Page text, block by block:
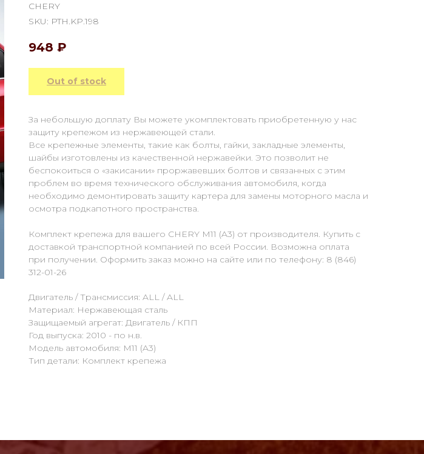
CHERY
SKU: PTH.KP.198
948 ₽
Out of stock
За небольшую доплату Вы можете укомплектовать приобретенную у нас
защиту крепежом из нержавеющей стали.
Все крепежные элементы, такие как болты, гайки, закладные элементы,
шайбы изготовлены из качественной нержавейки. Это позволит не
беспокоиться о «закисании» проржавевших болтов и связанных с этим
проблем во время технического обслуживания автомобиля, когда
необходимо демонтировать защиту картера для замены моторного масла и
осмотра подкапотного пространства.
Комплект крепежа для вашего CHERY M11 (A3) от производителя. Купить с
доставкой транспортной компанией по всей России. Возможна оплата
при получении. Оформить заказ можно на сайте или по телефону: 8 (846)
312-01-26
Двигатель / Трансмиссия: ALL / ALL
Материал: Нержавеющая сталь
Защищаемый агрегат: Двигатель / КПП
Год выпуска: 2010 - по н.в.
Модель автомобиля: M11 (A3)
Тип детали: Комплект крепежа